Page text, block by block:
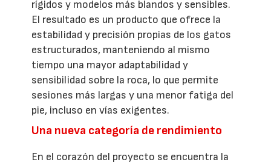
rígidos y modelos más blandos y sensibles.
El resultado es un producto que ofrece la
estabilidad y precisión propias de los gatos
estructurados, manteniendo al mismo
tiempo una mayor adaptabilidad y
sensibilidad sobre la roca, lo que permite
sesiones más largas y una menor fatiga del
pie, incluso en vías exigentes.
Una nueva categoría de rendimiento
En el corazón del proyecto se encuentra la